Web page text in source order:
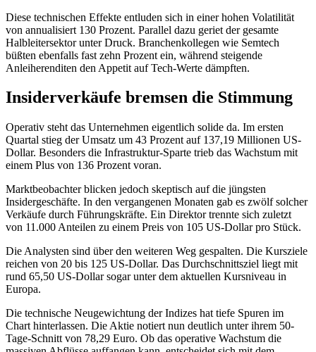
Diese technischen Effekte entluden sich in einer hohen Volatilität
von annualisiert 130 Prozent. Parallel dazu geriet der gesamte
Halbleitersektor unter Druck. Branchenkollegen wie Semtech
büßten ebenfalls fast zehn Prozent ein, während steigende
Anleiherenditen den Appetit auf Tech-Werte dämpften.
Insiderverkäufe bremsen die Stimmung
Operativ steht das Unternehmen eigentlich solide da. Im ersten
Quartal stieg der Umsatz um 43 Prozent auf 137,19 Millionen US-
Dollar. Besonders die Infrastruktur-Sparte trieb das Wachstum mit
einem Plus von 136 Prozent voran.
Marktbeobachter blicken jedoch skeptisch auf die jüngsten
Insidergeschäfte. In den vergangenen Monaten gab es zwölf solcher
Verkäufe durch Führungskräfte. Ein Direktor trennte sich zuletzt
von 11.000 Anteilen zu einem Preis von 105 US-Dollar pro Stück.
Die Analysten sind über den weiteren Weg gespalten. Die Kursziele
reichen von 20 bis 125 US-Dollar. Das Durchschnittsziel liegt mit
rund 65,50 US-Dollar sogar unter dem aktuellen Kursniveau in
Europa.
Die technische Neugewichtung der Indizes hat tiefe Spuren im
Chart hinterlassen. Die Aktie notiert nun deutlich unter ihrem 50-
Tage-Schnitt von 78,29 Euro. Ob das operative Wachstum die